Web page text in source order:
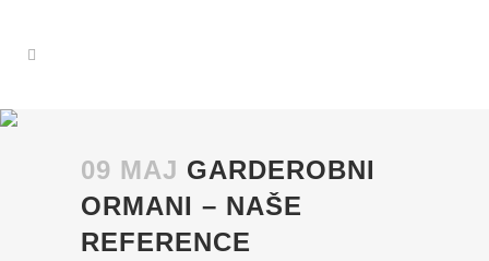
09 MAJ GARDEROBNI
ORMANI – NAŠE
REFERENCE